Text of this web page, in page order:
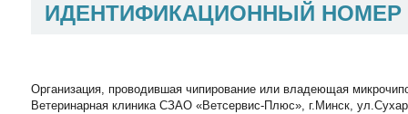
ИДЕНТИФИКАЦИОННЫЙ
Организация, проводившая чипирование или владеющая
Ветеринарная клиника СЗАО «Ветсервис-Плюс», г.Минск,